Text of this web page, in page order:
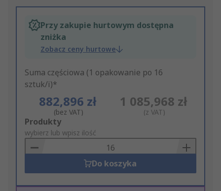
Przy zakupie hurtowym dostępna
zniżka
Zobacz ceny hurtowe
Suma częściowa (1 opakowanie po 16
sztuk/i)*
882,896 zł
(bez VAT)
1 085,968 zł
(z VAT)
Add
to
Basket
Produkty
wybierz lub wpisz ilość
Do koszyka